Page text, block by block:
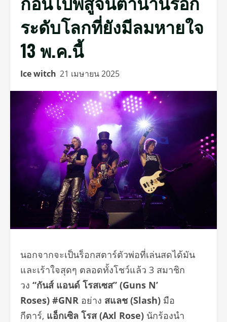
ระดับโลกที่ยังมีลมหายใจ
13 พ.ค.นี้
Ice witch 21 เมษายน 2025
นอกจากจะเป็นร็อกสตาร์ตัวพ่อที่เล่นสดได้มัน
และเร้าใจสุดๆ ตลอดทั้งโชว์แล้ว 3 สมาชิก
วง “กันส์ แอนด์ โรสเซส” (Guns N’
Roses) #GNR อย่าง สแลช (Slash) มือ
กีตาร์, แอ็กเซิล โรส (Axl Rose) นักร้องนำ